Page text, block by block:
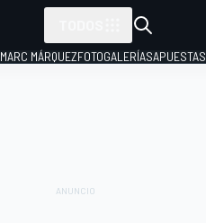
MARC MÁRQUEZFOTOGALERÍASAPUESTAS